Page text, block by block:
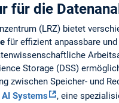
für die
(LRZ) bietet
für effizient anpassbare und
Storage (DSS)
zwischen Speicher- und
AI Systems
, eine